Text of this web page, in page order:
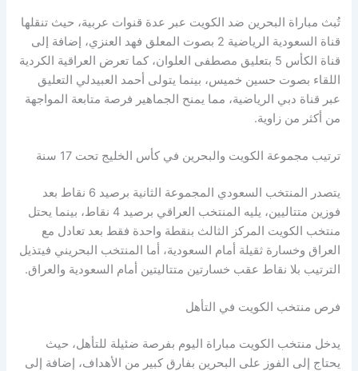
تُبث مباراة البحرين ضد الكويت عبر عدة قنوات عربية، حيث تنقلها
قناة السعودية الرياضية 2 بصوت المعلق فهد العنزي، إضافة إلى
قناة الكأس 5 بتعليق مصطفى العلوان، كما تعرض العراقية الكردية
اللقاء بصوت حسين خميس، بينما يتولى أحمد العبيدلي التعليق
عبر قناة دبي الرياضية، مما يمنح الجماهير فرصة متابعة المواجهة
من أكثر من زاوية.
ترتيب مجموعة الكويت والبحرين في كأس الخليج تحت 17 سنة
يتصدر المنتخب السعودي المجموعة الثانية برصيد 6 نقاط بعد
فوزين متتاليين، يليه المنتخب العراقي برصيد 4 نقاط، بينما يحتل
منتخب الكويت المركز الثالث بنقطة واحدة فقط بعد تعادل مع
العراق وخسارة ثقيلة أمام السعودية، أما المنتخب البحريني فيتذيل
الترتيب بلا نقاط عقب خسارتين متتاليتين أمام السعودية والعراق.
فرص منتخب الكويت في التأهل
يدخل منتخب الكويت مباراة اليوم بفرصة ضئيلة للتأهل، حيث
يحتاج إلى الفوز على البحرين بفارق كبير من الأهداف، إضافة إلى